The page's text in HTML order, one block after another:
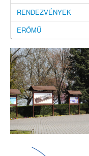
RENDEZVÉNYEK
ERŐMŰ